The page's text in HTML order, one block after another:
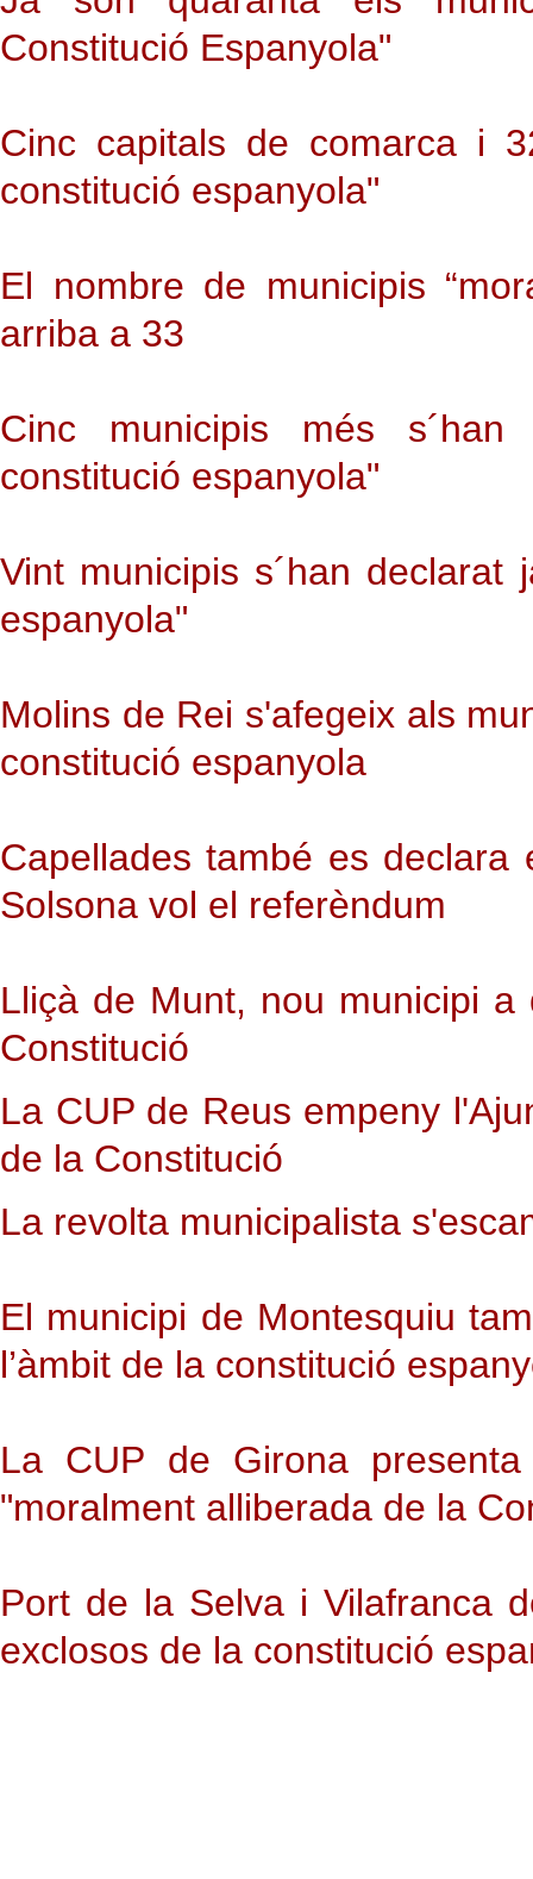
Constitució Espanyola"
Cinc capitals de comarca i
constitució espanyola"
El nombre de municipis
arriba a 33
Cinc municipis més
constitució espanyola"
Vint municipis s´han
espanyola"
Molins de Rei s'afegeix als
constitució espanyola
Capellades també es
Solsona vol el referèndum
Lliçà de Munt, nou municipi
Constitució
La CUP de Reus empeny
de la Constitució
La revolta municipalista
El municipi de Montesquiu
l’àmbit de la constitució
La CUP de Girona
"moralment alliberada de la
Port de la Selva i Vilafranca
exclosos de la constitució